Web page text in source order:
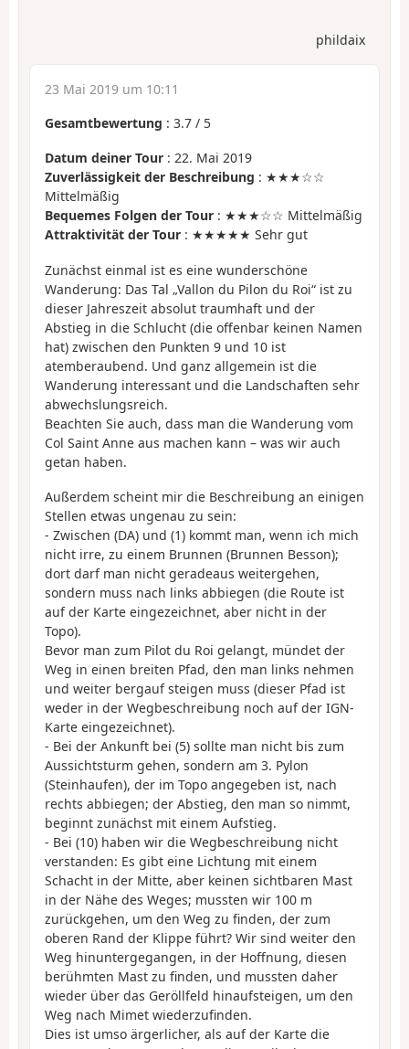
phildaix
23 Mai 2019 um 10:11
Gesamtbewertung : 3.7 / 5
Datum deiner Tour : 22. Mai 2019
Zuverlässigkeit der Beschreibung : ★★★☆☆
Mittelmäßig
Bequemes Folgen der Tour : ★★★☆☆ Mittelmäßig
Attraktivität der Tour : ★★★★★ Sehr gut
Zunächst einmal ist es eine wunderschöne
Wanderung: Das Tal „Vallon du Pilon du Roi“ ist zu
dieser Jahreszeit absolut traumhaft und der
Abstieg in die Schlucht (die offenbar keinen Namen
hat) zwischen den Punkten 9 und 10 ist
atemberaubend. Und ganz allgemein ist die
Wanderung interessant und die Landschaften sehr
abwechslungsreich.
Beachten Sie auch, dass man die Wanderung vom
Col Saint Anne aus machen kann – was wir auch
getan haben.
Außerdem scheint mir die Beschreibung an einigen
Stellen etwas ungenau zu sein:
- Zwischen (DA) und (1) kommt man, wenn ich mich
nicht irre, zu einem Brunnen (Brunnen Besson);
dort darf man nicht geradeaus weitergehen,
sondern muss nach links abbiegen (die Route ist
auf der Karte eingezeichnet, aber nicht in der
Topo).
Bevor man zum Pilot du Roi gelangt, mündet der
Weg in einen breiten Pfad, den man links nehmen
und weiter bergauf steigen muss (dieser Pfad ist
weder in der Wegbeschreibung noch auf der IGN-
Karte eingezeichnet).
- Bei der Ankunft bei (5) sollte man nicht bis zum
Aussichtsturm gehen, sondern am 3. Pylon
(Steinhaufen), der im Topo angegeben ist, nach
rechts abbiegen; der Abstieg, den man so nimmt,
beginnt zunächst mit einem Aufstieg.
- Bei (10) haben wir die Wegbeschreibung nicht
verstanden: Es gibt eine Lichtung mit einem
Schacht in der Mitte, aber keinen sichtbaren Mast
in der Nähe des Weges; mussten wir 100 m
zurückgehen, um den Weg zu finden, der zum
oberen Rand der Klippe führt? Wir sind weiter den
Weg hinuntergegangen, in der Hoffnung, diesen
berühmten Mast zu finden, und mussten daher
wieder über das Geröllfeld hinaufsteigen, um den
Weg nach Mimet wiederzufinden.
Dies ist umso ärgerlicher, als auf der Karte die